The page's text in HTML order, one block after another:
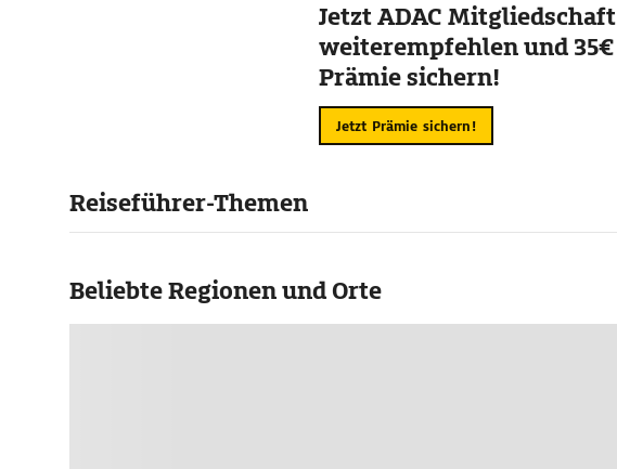
Jetzt ADAC Mitgliedschaft
weiterempfehlen und 35€
Prämie sichern!
Jetzt Prämie sichern!
Reiseführer-Themen
Beliebte Regionen und Orte